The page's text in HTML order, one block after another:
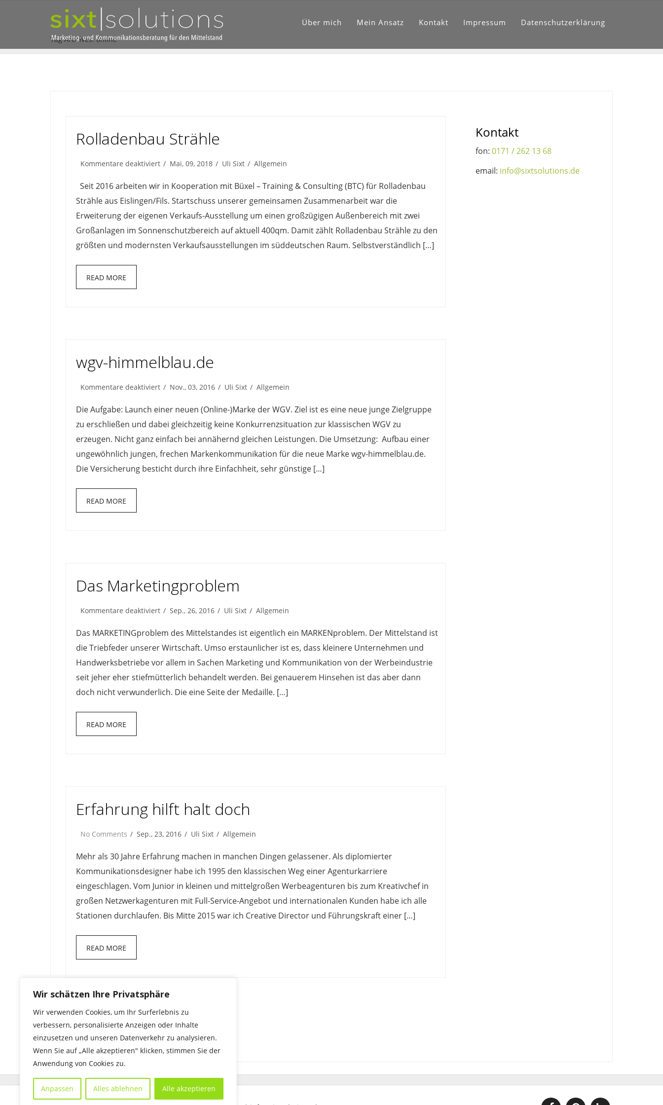
Wir schätzen Ihre Privatsphäre
Wir verwenden Cookies, um Ihr Surferlebnis zu
verbessern, personalisierte Anzeigen oder Inhalte
einzusetzen und unseren Datenverkehr zu analysieren.
Wenn Sie auf „Alle akzeptieren" klicken, stimmen Sie der
Anwendung von Cookies zu.
Anpassen Alles ablehnen Alle akzeptieren
Über mich Mein Ansatz Kontakt Impressum Datenschutzerklärung
Tag Archives: online
Rolladenbau Strähle
Kommentare deaktiviertfür
Strähle
Mai, 09, 2018 Uli Sixt Allgemein
Seit 2016 arbeiten wir in Kooperation mit Büxel – Training & Consulting (BTC) für Rolladenbau
Strähle aus Eislingen/Fils. Startschuss unserer gemeinsamen Zusammenarbeit war die
Erweiterung der eigenen Verkaufs-Ausstellung um einen großzügigen Außenbereich mit zwei
Großanlagen im Sonnenschutzbereich auf aktuell 400qm. Damit zählt Rolladenbau Strähle zu den
größten und modernsten Verkaufsausstellungen im süddeutschen Raum. Selbstverständlich […]
READ MORE
wgv-himmelblau.de
Kommentare deaktiviertfür
himmelblau.de
Nov., 03, 2016 Uli Sixt Allgemein
Die Aufgabe: Launch einer neuen (Online-)Marke der WGV. Ziel ist es eine neue junge Zielgruppe
zu erschließen und dabei gleichzeitig keine Konkurrenzsituation zur klassischen WGV zu
erzeugen. Nicht ganz einfach bei annähernd gleichen Leistungen. Die Umsetzung: Aufbau einer
ungewöhnlich jungen, frechen Markenkommunikation für die neue Marke wgv-himmelblau.de.
Die Versicherung besticht durch ihre Einfachheit, sehr günstige […]
READ MORE
Das Marketingproblem
Kommentare deaktiviertfür
Marketingproblem
Sep., 26, 2016 Uli Sixt Allgemein
Das MARKETINGproblem des Mittelstandes ist eigentlich ein MARKENproblem. Der Mittelstand ist
die Triebfeder unserer Wirtschaft. Umso erstaunlicher ist es, dass kleinere Unternehmen und
Handwerksbetriebe vor allem in Sachen Marketing und Kommunikation von der Werbeindustrie
seit jeher eher stiefmütterlich behandelt werden. Bei genauerem Hinsehen ist das aber dann
doch nicht verwunderlich. Die eine Seite der Medaille. […]
READ MORE
Erfahrung hilft halt doch
No Comments Sep., 23, 2016 Uli Sixt Allgemein
Mehr als 30 Jahre Erfahrung machen in manchen Dingen gelassener. Als diplomierter
Kommunikationsdesigner habe ich 1995 den klassischen Weg einer Agenturkarriere
eingeschlagen. Vom Junior in kleinen und mittelgroßen Werbeagenturen bis zum Kreativchef in
großen Netzwerkagenturen mit Full-Service-Angebot und internationalen Kunden habe ich alle
Stationen durchlaufen. Bis Mitte 2015 war ich Creative Director und Führungskraft einer […]
READ MORE
Kontakt
fon: 0171 / 262 13 68
email: info@sixtsolutions.de